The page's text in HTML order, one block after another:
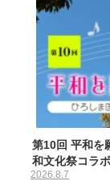
第10回 平和を
和文化祭コラ
2026.8.7